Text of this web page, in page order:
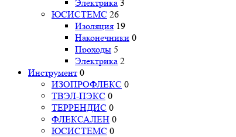
Электрика 3
ЮСИСТЕМС 26
Изоляция 19
Наконечники 0
Проходы 5
Электрика 2
Инструмент 0
ИЗОПРОФЛЕКС 0
ТВЭЛ-ПЭКС 0
ТЕРРЕНДИС 0
ФЛЕКСАЛЕН 0
ЮСИСТЕМС 0